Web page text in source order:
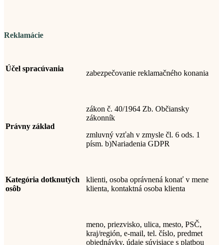
Reklamácie
Účel spracúvania
zabezpečovanie reklamačného konania
Právny základ
zákon č. 40/1964 Zb. Občiansky
zákonník
zmluvný vzťah v zmysle čl. 6 ods. 1
písm. b)Nariadenia GDPR
Kategória dotknutých
osôb
klienti, osoba oprávnená konať v mene
klienta, kontaktná osoba klienta
meno, priezvisko, ulica, mesto, PSČ,
kraj/región, e-mail, tel. číslo, predmet
objednávky, údaje súvisiace s platbou